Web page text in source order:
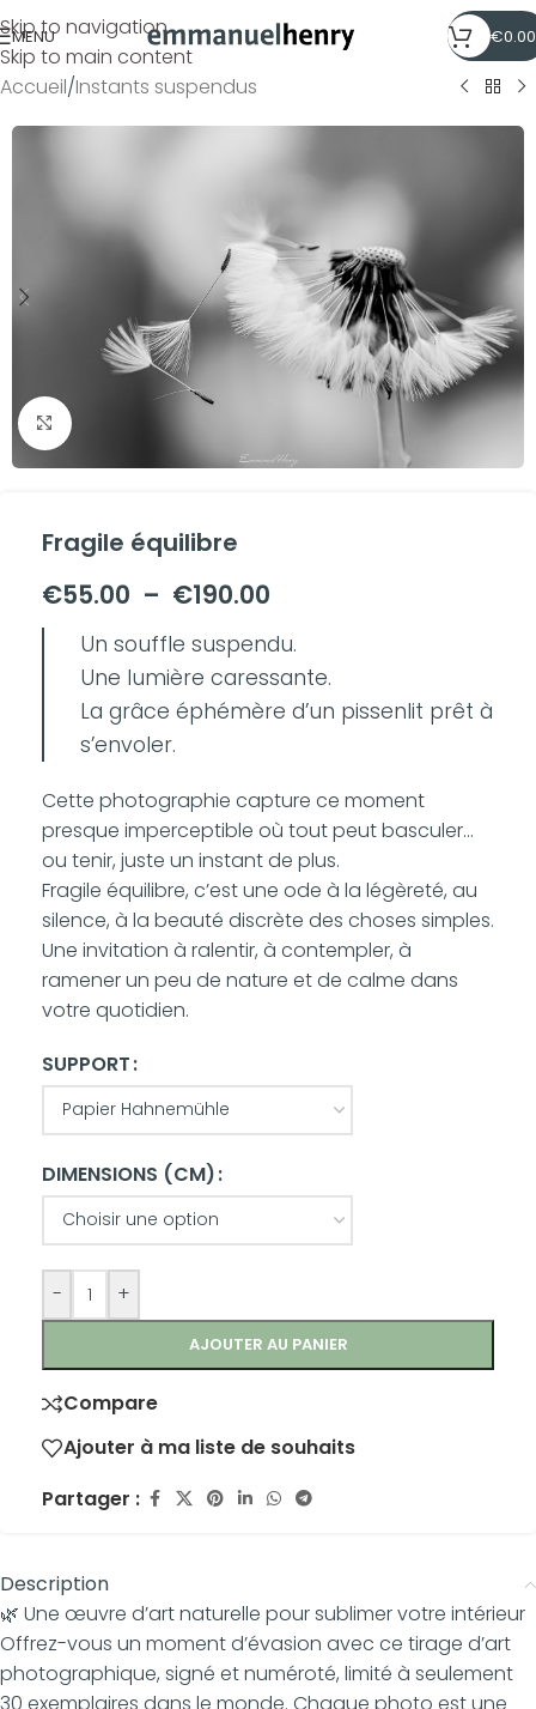
Skip to navigation
Skip to main content
MENU €0.00
Accueil/Instants suspendus
Click to enlarge
Fragile équilibre
€55.00 – €190.00
Un souffle suspendu.
Une lumière caressante.
La grâce éphémère d’un pissenlit prêt à
s’envoler.
Cette photographie capture ce moment
presque imperceptible où tout peut basculer…
ou tenir, juste un instant de plus.
Fragile équilibre, c’est une ode à la légèreté, au
silence, à la beauté discrète des choses simples.
Une invitation à ralentir, à contempler, à
ramener un peu de nature et de calme dans
votre quotidien.
SUPPORT
DIMENSIONS (CM)
- +
AJOUTER AU PANIER
Compare
Ajouter à ma liste de souhaits
Partager :
Description
🌿 Une œuvre d’art naturelle pour sublimer votre intérieur
Offrez-vous un moment d’évasion avec ce tirage d’art
photographique, signé et numéroté, limité à seulement
30 exemplaires dans le monde. Chaque photo est une